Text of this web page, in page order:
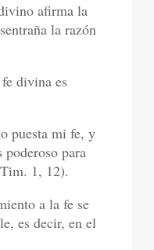
afirma la
la razón
divina es
puesta mi fe, y
poderoso para
1, 12).
a la fe se
es decir, en el